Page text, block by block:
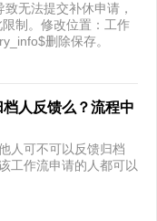
无法提交补休申请，
制。修改位置：工作
删除保存。
人反馈么？流程中
人可不可以反馈归档
工作流申请的人都可以